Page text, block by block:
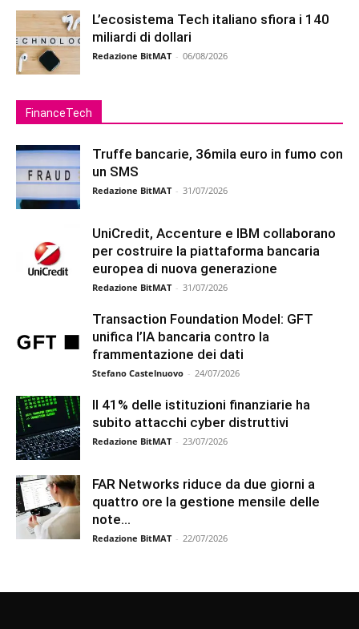
L’ecosistema Tech italiano sfiora i 140
miliardi di dollari
Redazione BitMAT - 06/08/2026
FinanceTech
Truffe bancarie, 36mila euro in fumo con
un SMS
Redazione BitMAT - 31/07/2026
UniCredit, Accenture e IBM collaborano
per costruire la piattaforma bancaria
europea di nuova generazione
Redazione BitMAT - 31/07/2026
Transaction Foundation Model: GFT
unifica l’IA bancaria contro la
frammentazione dei dati
Stefano Castelnuovo - 24/07/2026
Il 41% delle istituzioni finanziarie ha
subito attacchi cyber distruttivi
Redazione BitMAT - 23/07/2026
FAR Networks riduce da due giorni a
quattro ore la gestione mensile delle
note...
Redazione BitMAT - 22/07/2026